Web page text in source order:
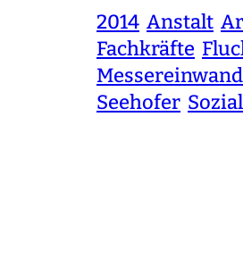
2014 Anstalt
Fachkräfte
Seehofer